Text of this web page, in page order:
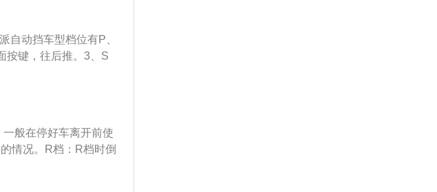
实现整车后退功能的
换不同的换档程序，
适合超车使用，不适
档减少刹车制动；车
）：空挡是暂时停
场上的表现可以说是
表现，这款车也被很
两款动力车型，分别搭
自动挡车型档位有P、
按键，往后推。3、S
拉动档把即可完成档位
按住侧边按钮，继续
不放。7、手动挡：手
档操作。档把上移升
用：在“D”档位置，踩
可以通过方向盘
般在停好车离开前使
情况。R档：R档时倒
在完全静止时才能挂